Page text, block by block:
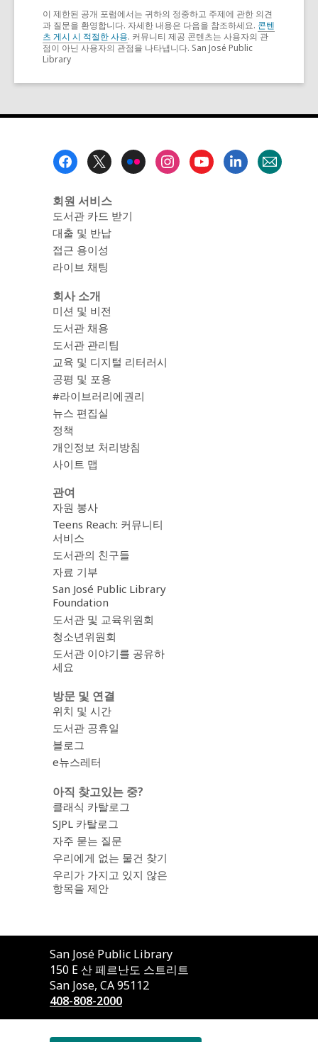
이 제한된 공개 포럼에서는 귀하의 정중하고 주제에 관한 의견
과 질문을 환영합니다. 자세한 내용은 다음을 참조하세요. 콘텐
츠 게시 시 적절한 사용. 커뮤니티 제공 콘텐츠는 사용자의 관
점이 아닌 사용자의 관점을 나타냅니다. San José Public
Library
회원 서비스
도서관 카드 받기
대출 및 반납
접근 용이성
라이브 채팅
회사 소개
미션 및 비전
도서관 채용
도서관 관리팀
교육 및 디지털 리터러시
공평 및 포용
#라이브러리에권리
뉴스 편집실
정책
개인정보 처리방침
사이트 맵
관여
자원 봉사
Teens Reach: 커뮤니티
서비스
도서관의 친구들
자료 기부
San José Public Library
Foundation
도서관 및 교육위원회
청소년위원회
도서관 이야기를 공유하
세요
방문 및 연결
위치 및 시간
도서관 공휴일
블로그
e뉴스레터
아직 찾고있는 중?
클래식 카탈로그
SJPL 카탈로그
자주 묻는 질문
우리에게 없는 물건 찾기
우리가 가지고 있지 않은
항목을 제안
도
서
관
에
문
San José Public Library
150 E 산 페르난도 스트리트
San Jose, CA 95112
408-808-2000